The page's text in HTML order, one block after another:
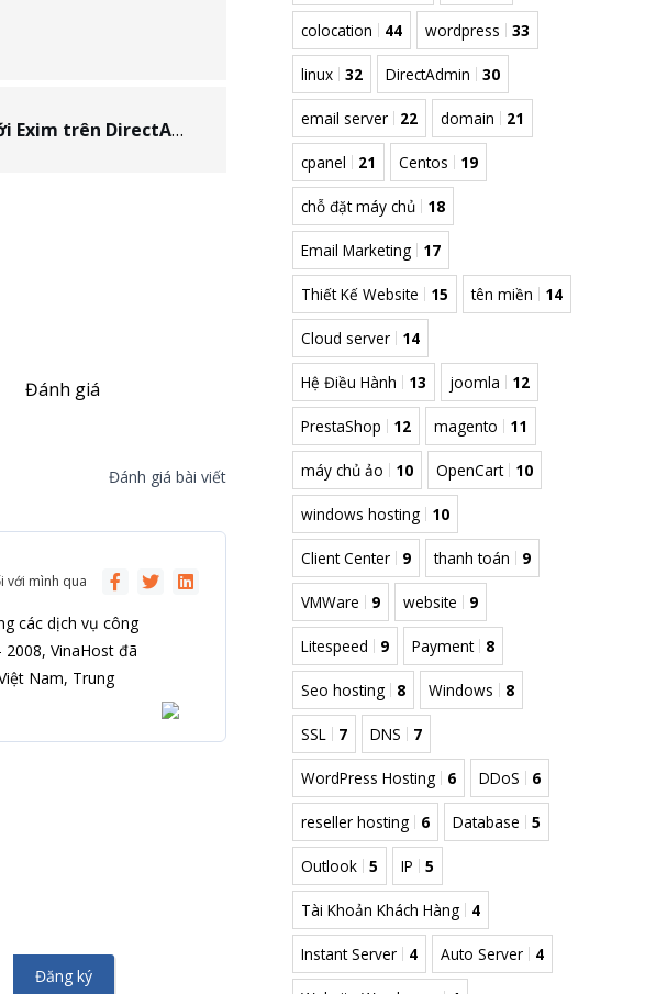
Hướng dẫn cài đặt DKIM với Exim trên DirectAdmin
Đánh giá
Đánh giá bài viết
với mình qua
các dịch vụ công
VinaHost đã
Nam, Trung
colocation 44 wordpress 33
linux 32 DirectAdmin 30
email server 22 domain 21
cpanel 21 Centos 19
chỗ đặt máy chủ 18
Email Marketing 17
Thiết Kế Website 15 tên miền 14
Cloud server 14
Hệ Điều Hành 13 joomla 12
PrestaShop 12 magento 11
máy chủ ảo 10 OpenCart 10
windows hosting 10
Client Center 9 thanh toán 9
VMWare 9 website 9
Litespeed 9 Payment 8
Seo hosting 8 Windows 8
SSL 7 DNS 7
WordPress Hosting 6 DDoS 6
reseller hosting 6 Database 5
Outlook 5 IP 5
Tài Khoản Khách Hàng 4
Instant Server 4 Auto Server 4